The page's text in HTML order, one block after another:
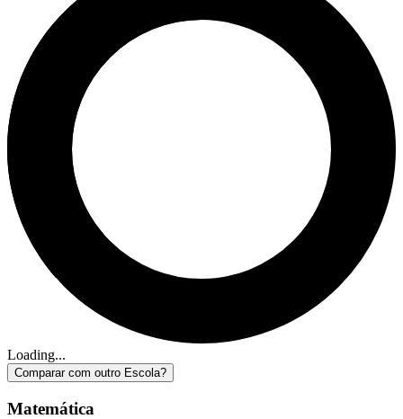
Loading...
Comparar com outro Escola?
Matemática